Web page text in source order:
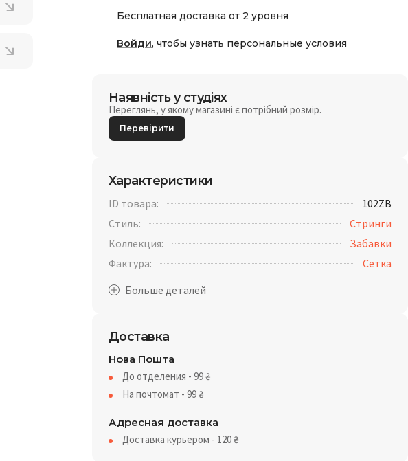
Бесплатная доставка от 2 уровня
Войди, чтобы узнать персональные условия
Наявність у студіях
Переглянь, у якому магазині є потрібний розмір.
Перевірити
Характеристики
ID товара:
102ZB
Стиль:
Стринги
Коллекция:
Забавки
Фактура:
Cетка
Доставка
Нова Пошта
До отделения - 99₴
На почтомат - 99₴
Адресная доставка
Доставка курьером - 120₴